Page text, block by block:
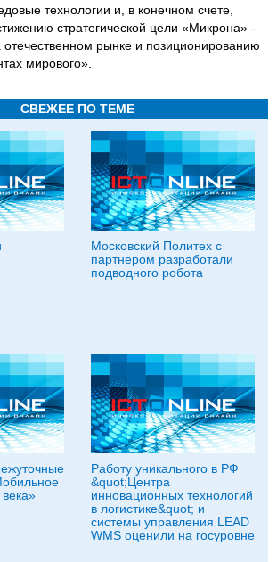
технологии и, в конечном счете,
стратегической цели «Микрона» -
рынке и позиционированию
мирового».
СВЕЖЕЕ ПО ТЕМЕ
Московский Политех с
партнером разработали
подводного робота
Работу уникального в РФ
&quot;Центра
инновационных технологий
в логистике&quot; и
системы управления LEAD
WMS оценили на госуровне